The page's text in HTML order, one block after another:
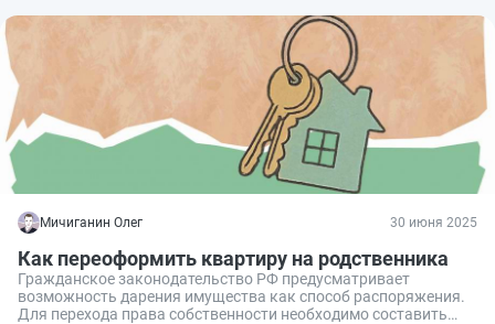
Мичиганин Олег 30 июня 2025
Как переоформить квартиру на родственника
Гражданское законодательство РФ предусматривает
возможность дарения имущества как способ распоряжения.
Для перехода права собственности необходимо составить